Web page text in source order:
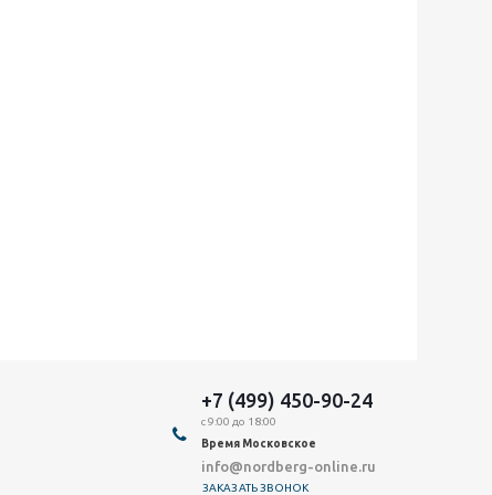
+7 (499) 450-90-24
с 9:00 до 18:00
Время Московское
info@nordberg-online.ru
ЗАКАЗАТЬ ЗВОНОК